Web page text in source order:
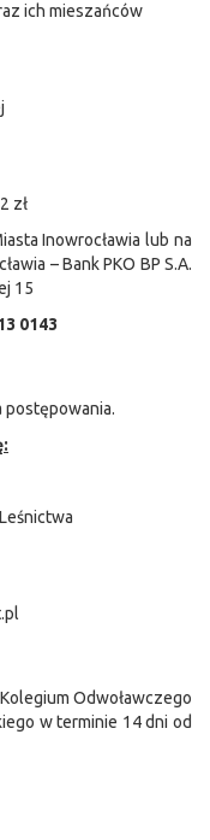
ich mieszańców
zł
Inowrocławia lub na
– Bank PKO BP S.A.
15
0143
postępowania.
Odwoławczego
w terminie 14 dni od